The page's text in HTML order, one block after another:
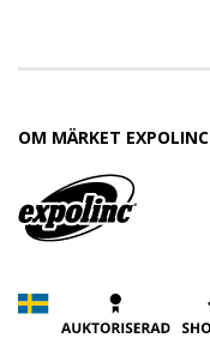
OM MÄRKET EXPOLINC